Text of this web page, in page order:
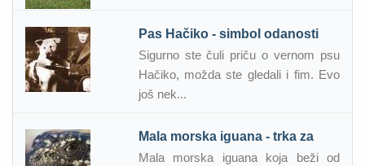
Pas Hačiko - simbol odanosti
Sigurno ste čuli priču o vernom psu
Hačiko, možda ste gledali i fim. Evo
još nek...
Mala morska iguana - trka za
Mala morska iguana koja beži od